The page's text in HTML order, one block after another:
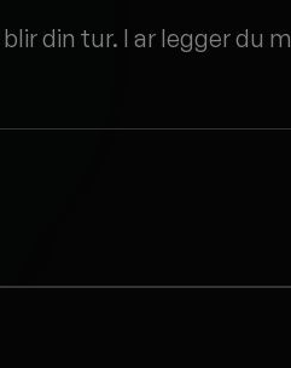
din tur. I ar legger du